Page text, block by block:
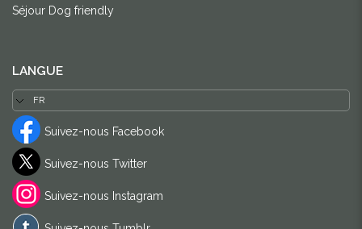
Séjour Dog friendly
LANGUE
Suivez-nous Facebook
Suivez-nous Twitter
Suivez-nous Instagram